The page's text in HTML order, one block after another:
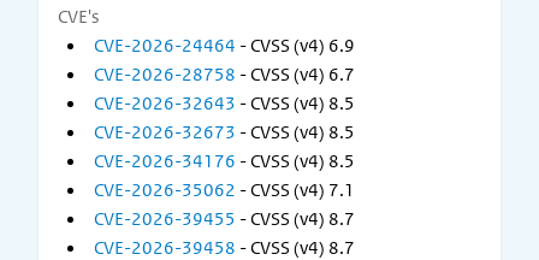
CVE's
CVE-2026-24464 - CVSS (v4) 6.9
CVE-2026-28758 - CVSS (v4) 6.7
CVE-2026-32643 - CVSS (v4) 8.5
CVE-2026-32673 - CVSS (v4) 8.5
CVE-2026-34176 - CVSS (v4) 8.5
CVE-2026-35062 - CVSS (v4) 7.1
CVE-2026-39455 - CVSS (v4) 8.7
CVE-2026-39458 - CVSS (v4) 8.7